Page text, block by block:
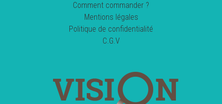
Comment commander ?
Mentions légales
Politique de confidentialité
C.G.V